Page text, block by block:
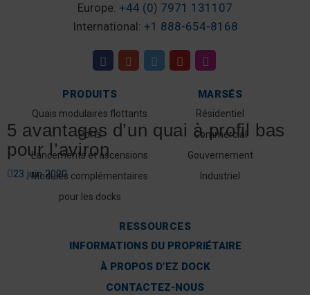
5 avantages d’un quai à profil bas
pour l’aviron
23 juin 2020
Europe: +44 (0) 7971 131107
International: +1 888-654-8168
PRODUITS
Quais modulaires flottants
Ports
Lancements et ascensions
Modules complémentaires
pour les docks
MARSÉS
Résidentiel
Commercial
Gouvernement
Industriel
RESSOURCES
INFORMATIONS DU PROPRIÉTAIRE
À PROPOS D’EZ DOCK
CONTACTEZ-NOUS